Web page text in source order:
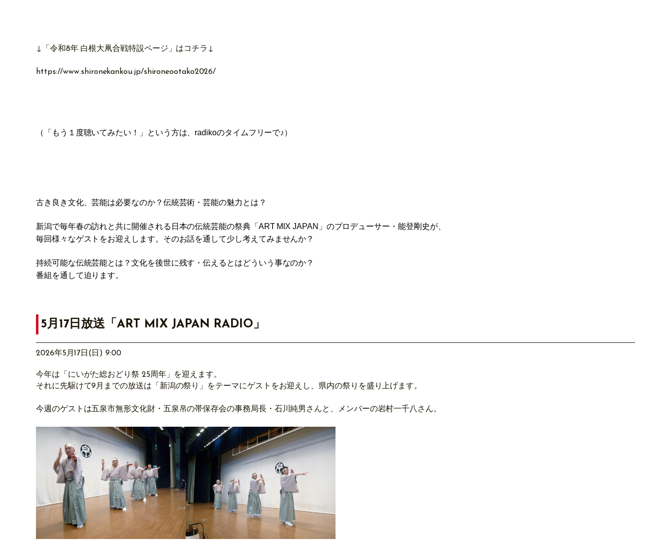
↓「令和8年 白根大凧合戦特設ページ」はコチラ↓
https://www.shironekankou.jp/shironeootako2026/
（「もう１度聴いてみたい！」という方は、radikoのタイムフリーで♪）
古き良き文化、芸能は必要なのか？伝統芸術・芸能の魅力とは？
新潟で毎年春の訪れと共に開催される日本の伝統芸能の祭典「ART MIX JAPAN」のプロデューサー・能登剛史が、
毎回様々なゲストをお迎えします。そのお話を通して少し考えてみませんか？
持続可能な伝統芸能とは？文化を後世に残す・伝えるとはどういう事なのか？
番組を通して迫ります。
5月17日放送「ART MIX JAPAN RADIO」
2026年5月17日(日) 9:00
今年は「にいがた総おどり祭 25周年」を迎えます。
それに先駆けて9月までの放送は「新潟の祭り」をテーマにゲストをお迎えし、県内の祭りを盛り上げます。
今週のゲストは五泉市無形文化財・五泉帛の帯保存会の事務局長・石川純男さんと、メンバーの岩村一千八さん。